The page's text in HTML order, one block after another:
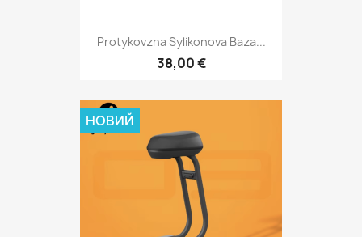
Protykovzna Sylikonova Baza...
38,00 €
НОВИЙ